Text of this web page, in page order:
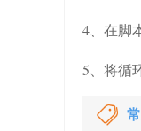
4、在脚
5、将循